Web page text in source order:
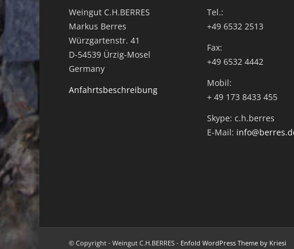
Weingut C.H.BERRES
Markus Berres
Würzgartenstr. 41
D-54539 Ürzig-Mosel
Germany
Anfahrtsbeschreibung
Tel.:
+49 6532 2513
Fax:
+49 6532 4442
Mobil:
+ 49 173 8433 455
Skype: c.h.berres
E-Mail:
© Copyright - Weingut C.H.BERRES - Enfold WordPress Theme by Kriesi